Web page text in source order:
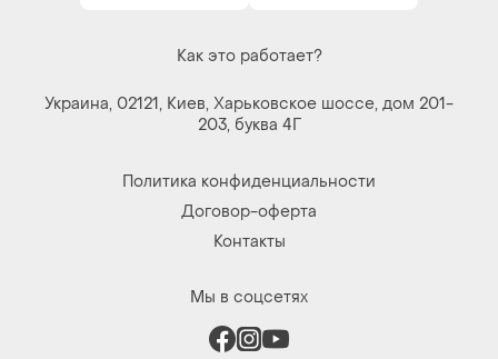
Как это работает?
Украина, 02121, Киев, Харьковское шоссе, дом 201-
203, буква 4Г
Политика конфиденциальности
Договор-оферта
Контакты
Мы в соцсетях